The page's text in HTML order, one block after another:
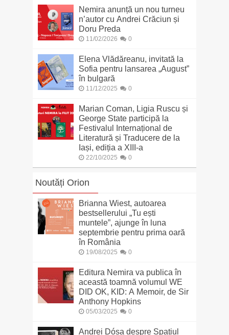
Nemira anunță un nou turneu
n’autor cu Andrei Crăciun și
Doru Preda
11/02/2026 0
Elena Vlădăreanu, invitată la
Sofia pentru lansarea „August”
în bulgară
11/12/2025 0
Marian Coman, Ligia Ruscu și
George State participă la
Festivalul Internațional de
Literatură și Traducere de la
Iași, ediția a XIII-a
22/10/2025 0
Noutăți Orion
Brianna Wiest, autoarea
bestsellerului „Tu ești
muntele”, ajunge în luna
septembrie pentru prima oară
în România
19/08/2025 0
Editura Nemira va publica în
această toamnă volumul WE
DID OK, KID: A Memoir, de Sir
Anthony Hopkins
05/03/2025 0
Andrei Dósa despre Spațiul